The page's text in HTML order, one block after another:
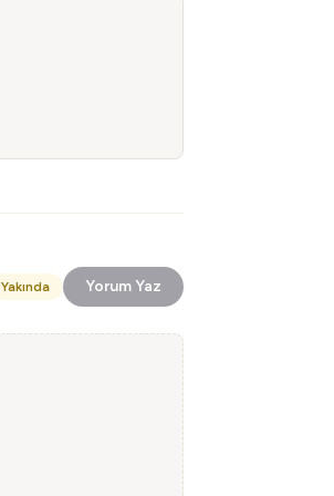
Yakında Yorum Yaz